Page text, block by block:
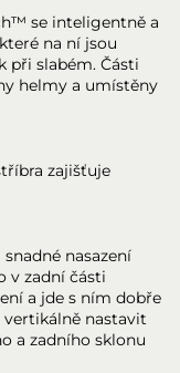
se inteligentně a
na ní jsou
při slabém. Části
helmy a umístěny
zajišťuje
nasazení
v zadní části
a jde s ním dobře
nastavit
a zadního sklonu